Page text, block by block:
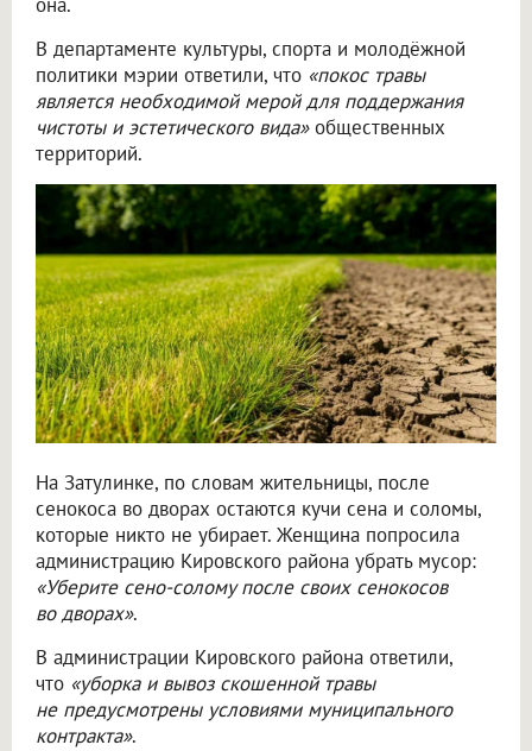
она.
В департаменте культуры, спорта и молодёжной
политики мэрии ответили, что «покос травы
является необходимой мерой для поддержания
чистоты и эстетического вида»общественных
территорий.
На Затулинке, по словам жительницы, после
сенокоса во дворах остаются кучи сена и соломы,
которые никто не убирает. Женщина попросила
администрацию Кировского района убрать мусор:
«Уберите сено-солому после своих сенокосов
во дворах».
В администрации Кировского района ответили,
что «уборка и вывоз скошенной травы
не предусмотрены условиями муниципального
контракта».